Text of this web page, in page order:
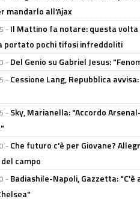
mandarlo all'Ajax
- Il Mattino fa notare: questa volta
portato pochi tifosi infreddoliti
- Del Genio su Gabriel Jesus:
- Cessione Lang, Repubblica
- Sky, Marianella: "Accordo
- Che futuro c'è per Giovane?
campo
- Badiashile-Napoli, Gazzetta: